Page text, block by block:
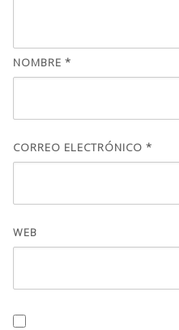
NOMBRE *
CORREO ELECTRÓNICO *
WEB